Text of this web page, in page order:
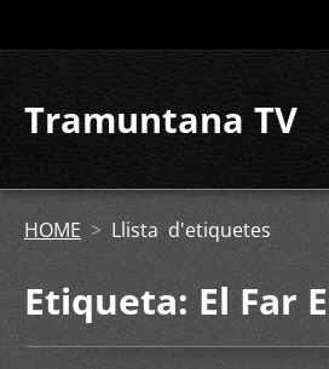
Tramuntana TV
HOME > Llista d'etiquetes
Etiqueta: El Far